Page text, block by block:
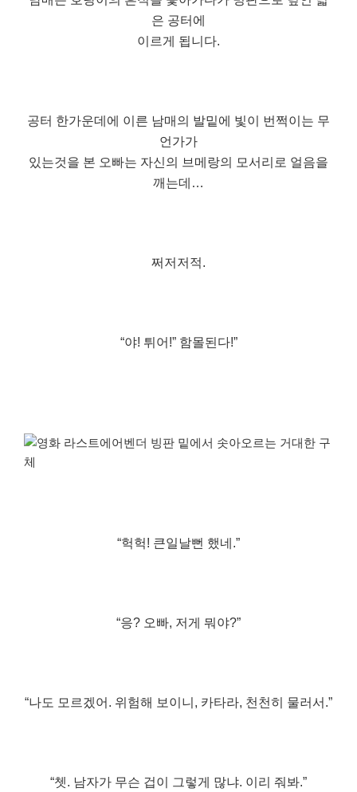
은 공터에
이르게 됩니다.
공터 한가운데에 이른 남매의 발밑에 빛이 번쩍이는 무
언가가
있는것을 본 오빠는 자신의 브메랑의 모서리로 얼음을
깨는데…
쩌저저적.
“야! 튀어!” 함몰된다!”
“헉헉! 큰일날뻔 했네.”
“응? 오빠, 저게 뭐야?”
“나도 모르겠어. 위험해 보이니, 카타라, 천천히 물러서.”
“쳇. 남자가 무슨 겁이 그렇게 많냐. 이리 줘봐.”